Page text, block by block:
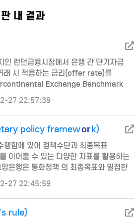
내 결과
인 런던금융시장에서 은행 간 단기자금
래 시 적용하는 금리(offer rate)를
Exchange Benchmark
차입금리 정보를 수집･평균하여 매일
GBP, JPY, CHF)에 대해 발표한다.
Offered Rates)는 국제
활용되는바, 우량은행 간 거래뿐만
27 22:57:39
policy framework)
행함에 있어 정책수단과 최종목표
이어줄 수 있는 다양한 지표를 활용하는
은행은 통화정책 의 최종목표와 밀접한
물가상승률 등의 지표 중에 하나를
준을 결정한 다음, 이를 달성할 수 있도록
게 선택된 지표를 명목기준지표
이중 물가상승률을 제외한 통화량,
27 22:45:59
's rule)